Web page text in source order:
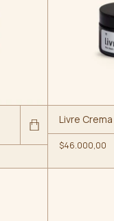
Livre Crema
$46.000,00